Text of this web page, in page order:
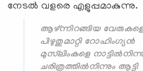
നേടല്‍ വളരെ എളുപ്പമാകുന്നു.
ആഴ്ന്നിറങ്ങിയ
പിഴുതുമാറ്റി റോഹിംഗ്യന്‍
മുസ്‌ലിംകളെ
ചരിത്രത്തില്‍നിന്നും ആട്ടി